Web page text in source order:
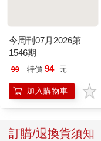
今周刊07月2026第
1546期
99 特價 94 元
加入購物車
訂購/退換貨須知